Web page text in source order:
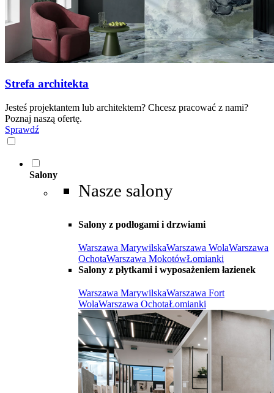
Strefa architekta
Jesteś projektantem lub architektem? Chcesz pracować z nami?
Poznaj naszą ofertę.
Sprawdź
Salony
Nasze salony
Salony z podłogami i drzwiami
Warszawa MarywilskaWarszawa WolaWarszawa
OchotaWarszawa MokotówŁomianki
Salony z płytkami i wyposażeniem łazienek
Warszawa MarywilskaWarszawa Fort
WolaWarszawa OchotaŁomianki